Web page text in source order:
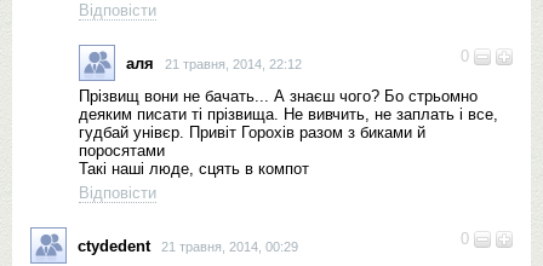
Відповісти
0
аля 21 травня, 2014, 22:12
Прізвищ вони не бачать... А знаєш чого? Бо стрьомно
деяким писати ті прізвища. Не вивчить, не заплать і все,
гудбай унівєр. Привіт Горохів разом з биками й
поросятами
Такі наші люде, сцять в компот
Відповісти
0
ctydedent 21 травня, 2014, 00:29